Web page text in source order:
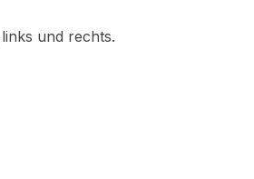
und rechts.